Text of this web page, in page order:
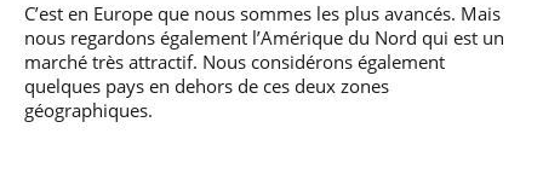
C’est en Europe que nous sommes les plus avancés. Mais
nous regardons également l’Amérique du Nord qui est un
marché très attractif. Nous considérons également
quelques pays en dehors de ces deux zones
géographiques.